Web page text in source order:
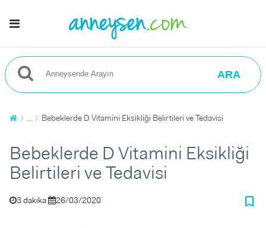
ARA
... Bebeklerde D Vitamini Eksikliği Belirtileri ve Tedavisi
Bebeklerde D Vitamini Eksikliği
Belirtileri ve Tedavisi
3 dakika 26/03/2020 bookmark_border